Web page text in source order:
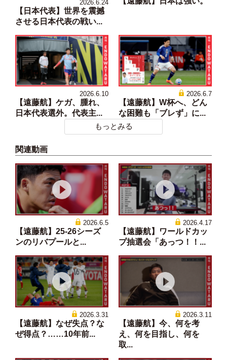
2026.6.24
【日本代表】世界を震撼
させる日本代表の戦い...
2026.6.10
【遠藤航】ケガ、腫れ、
日本代表選外。代表主...
2026.6.7
【遠藤航】W杯へ、どん
な困難も「ブレず」に...
もっとみる
関連動画
2026.6.5
【遠藤航】25-26シーズ
ンのリバプールと...
2026.4.17
【遠藤航】ワールドカッ
プ抽選会「あっつ！！...
2026.3.31
【遠藤航】なぜ失点？な
ぜ得点？……10年前...
2026.3.11
【遠藤航】今、何を考
え、何を目指し、何を
取...